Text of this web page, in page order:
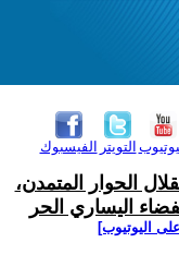
الفيسبوك التويتر
الحوار المتمدن،
اليساري الحر
اليوتيوب]